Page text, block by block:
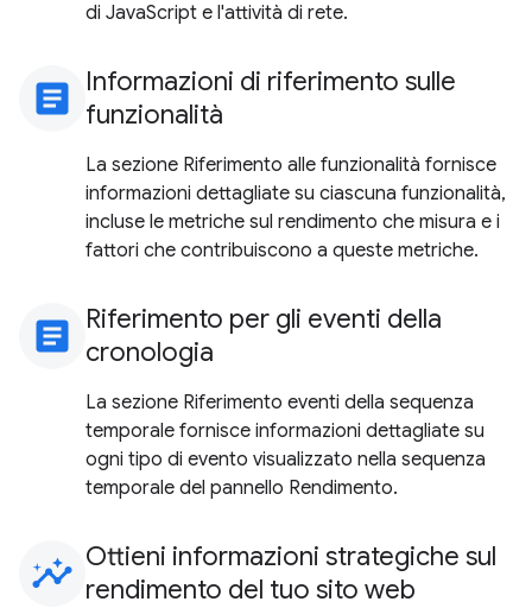
di JavaScript e l'attività di rete.
article Informazioni di riferimento sulle
funzionalità
La sezione Riferimento alle funzionalità fornisce
informazioni dettagliate su ciascuna funzionalità,
incluse le metriche sul rendimento che misura e i
fattori che contribuiscono a queste metriche.
article Riferimento per gli eventi della
cronologia
La sezione Riferimento eventi della sequenza
temporale fornisce informazioni dettagliate su
ogni tipo di evento visualizzato nella sequenza
temporale del pannello Rendimento.
insights Ottieni informazioni strategiche sul
rendimento del tuo sito web